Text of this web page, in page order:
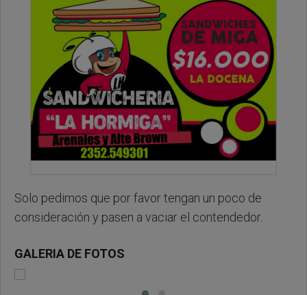
Solo pedimos que por favor tengan un poco de
consideración y pasen a vaciar el contendedor.
GALERIA DE FOTOS